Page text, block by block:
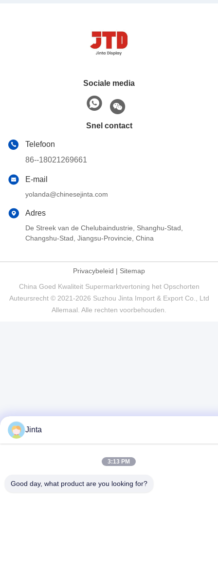
Sociale media
Snel contact
Telefoon
86--18021269661
E-mail
yolanda@chinesejinta.com
Adres
De Streek van de Chelubaindustrie, Shanghu-Stad,
Changshu-Stad, Jiangsu-Provincie, China
Privacybeleid | Sitemap
China Goed Kwaliteit Supermarktvertoning het Opschorten
Auteursrecht © 2021-2026 Suzhou Jinta Import & Export Co., Ltd
Allemaal. Alle rechten voorbehouden.
Jinta
3:13 PM
Good day, what product are you looking for?